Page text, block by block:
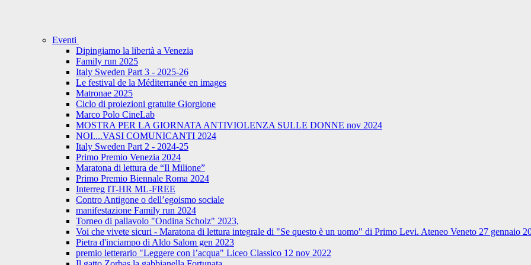
Eventi
Dipingiamo la libertà a Venezia
Family run 2025
Italy Sweden Part 3 - 2025-26
Le festival de la Méditerranée en images
Matronae 2025
Ciclo di proiezioni gratuite Giorgione
Marco Polo CineLab
MOSTRA PER LA GIORNATA ANTIVIOLENZA SULLE DONNE nov 2024
NOI....VASI COMUNICANTI 2024
Italy Sweden Part 2 - 2024-25
Primo Premio Venezia 2024
Maratona di lettura de “Il Milione”
Primo Premio Biennale Roma 2024
Interreg IT-HR ML-FREE
Contro Antigone o dell’egoismo sociale
manifestazione Family run 2024
Torneo di pallavolo "Ondina Scholz" 2023,
Voi che vivete sicuri - Maratona di lettura integrale di "Se questo è un uomo" di Primo Levi. Ateneo Veneto 27 gennaio
Pietra d'inciampo di Aldo Salom gen 2023
premio letterario "Leggere con l’acqua" Liceo Classico 12 nov 2022